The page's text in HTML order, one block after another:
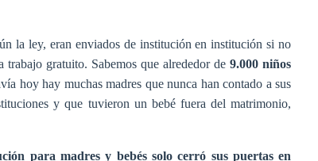
la ley, eran enviados de institución en institución si no
trabajo gratuito. Sabemos que alrededor de9.000 niños
hoy hay muchas madres que nunca han contado a sus
y que tuvieron un bebé fuera del matrimonio,
para madres y bebés solo cerró sus puertas en